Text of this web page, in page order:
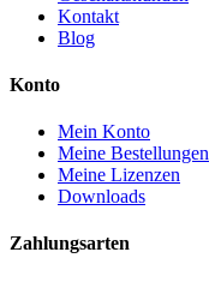
Kontakt
Blog
Konto
Mein Konto
Meine Bestellungen
Meine Lizenzen
Downloads
Zahlungsarten